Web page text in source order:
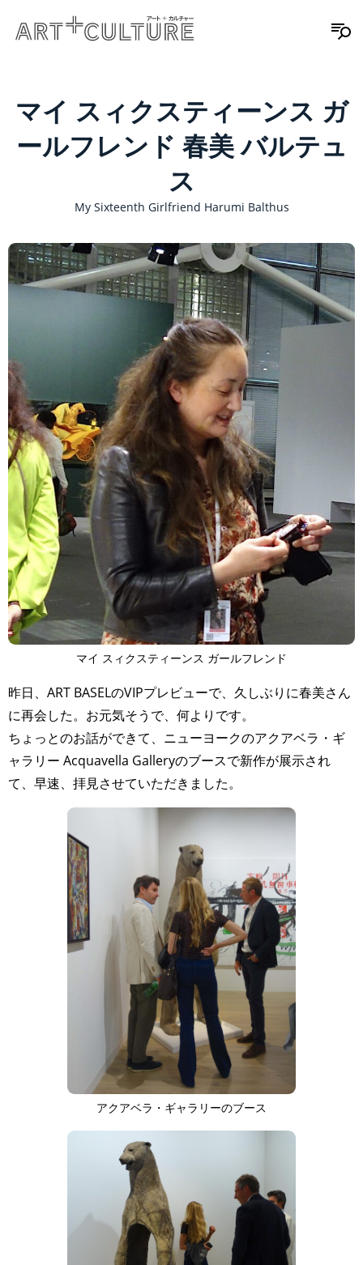
マイ スィクスティーンス ガ
ールフレンド 春美 バルテュ
ス
My Sixteenth Girlfriend Harumi Balthus
マイ スィクスティーンス ガールフレンド
昨日、ART BASELのVIPプレビューで、久しぶりに春美さん
に再会した。お元気そうで、何よりです。
ちょっとのお話ができて、ニューヨークのアクアベラ・ギ
ャラリー Acquavella Galleryのブースで新作が展示され
て、早速、拝見させていただきました。
アクアベラ・ギャラリーのブース